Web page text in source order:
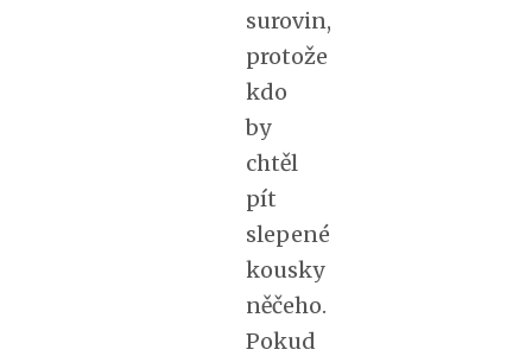
surovin,
protože
kdo
by
chtěl
pít
slepené
kousky
něčeho.
Pokud